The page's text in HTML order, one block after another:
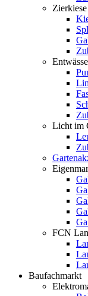
Licht im
FCN
Baufachmarkt